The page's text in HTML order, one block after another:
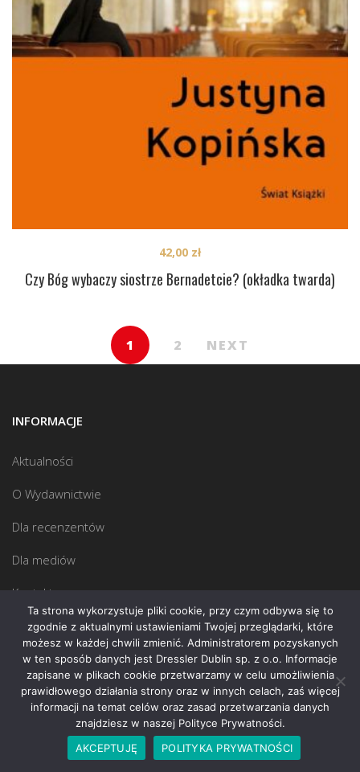
Czy Bóg wybaczy siostrze Bernadetcie? (okładka twarda)
42,00 zł
1 2 NEXT
INFORMACJE
Aktualności
O Wydawnictwie
Dla recenzentów
Dla mediów
Kontakt
Polityka Prywatności
SIEDZIBA WYDAWNICTWA
ul. Hankiewicza 2
02-103 Warszawa
Ta strona wykorzystuje pliki cookie, przy czym odbywa się to
zgodnie z aktualnymi ustawieniami Twojej przeglądarki, które
możesz w każdej chwili zmienić. Administratorem pozyskanych
w ten sposób danych jest Dressler Dublin sp. z o.o. Informacje
zapisane w plikach cookie przetwarzamy w celu umożliwienia
prawidłowego działania strony oraz w innych celach, zaś więcej
informacji na temat celów oraz zasad przetwarzania danych
znajdziesz w naszej Polityce Prywatności.
AKCEPTUJĘ
POLITYKA PRYWATNOŚCI